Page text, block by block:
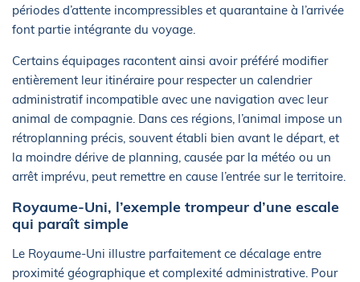
périodes d’attente incompressibles et quarantaine à l’arrivée
font partie intégrante du voyage.
Certains équipages racontent ainsi avoir préféré modifier
entièrement leur itinéraire pour respecter un calendrier
administratif incompatible avec une navigation avec leur
animal de compagnie. Dans ces régions, l’animal impose un
rétroplanning précis, souvent établi bien avant le départ, et
la moindre dérive de planning, causée par la météo ou un
arrêt imprévu, peut remettre en cause l’entrée sur le territoire.
Royaume-Uni, l’exemple trompeur d’une escale
qui paraît simple
Le Royaume-Uni illustre parfaitement ce décalage entre
proximité géographique et complexité administrative. Pour